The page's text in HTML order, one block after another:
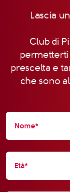
Lascia
Club di
permetterti
prescelta e
che sono